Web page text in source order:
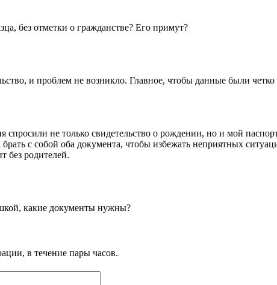
без отметки о гражданстве? Его примут?
и проблем не возникло. Главное, чтобы данные были
не только свидетельство о рождении, но и мой
с собой оба документа, чтобы избежать неприятных
без родителей.
какие документы нужны?
в течение пары часов.